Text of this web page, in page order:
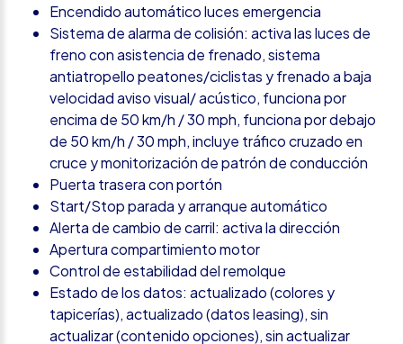
Encendido automático luces emergencia
Sistema de alarma de colisión: activa las luces de
freno con asistencia de frenado, sistema
antiatropello peatones/ciclistas y frenado a baja
velocidad aviso visual/ acústico, funciona por
encima de 50 km/h / 30 mph, funciona por debajo
de 50 km/h / 30 mph, incluye tráfico cruzado en
cruce y monitorización de patrón de conducción
Puerta trasera con portón
Start/Stop parada y arranque automático
Alerta de cambio de carril: activa la dirección
Apertura compartimiento motor
Control de estabilidad del remolque
Estado de los datos: actualizado (colores y
tapicerías), actualizado (datos leasing), sin
actualizar (contenido opciones), sin actualizar